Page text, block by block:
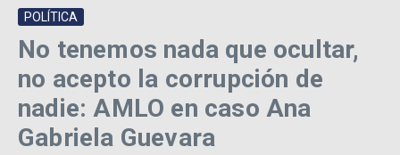
POLÍTICA
No tenemos nada que ocultar,
no acepto la corrupción de
nadie: AMLO en caso Ana
Gabriela Guevara